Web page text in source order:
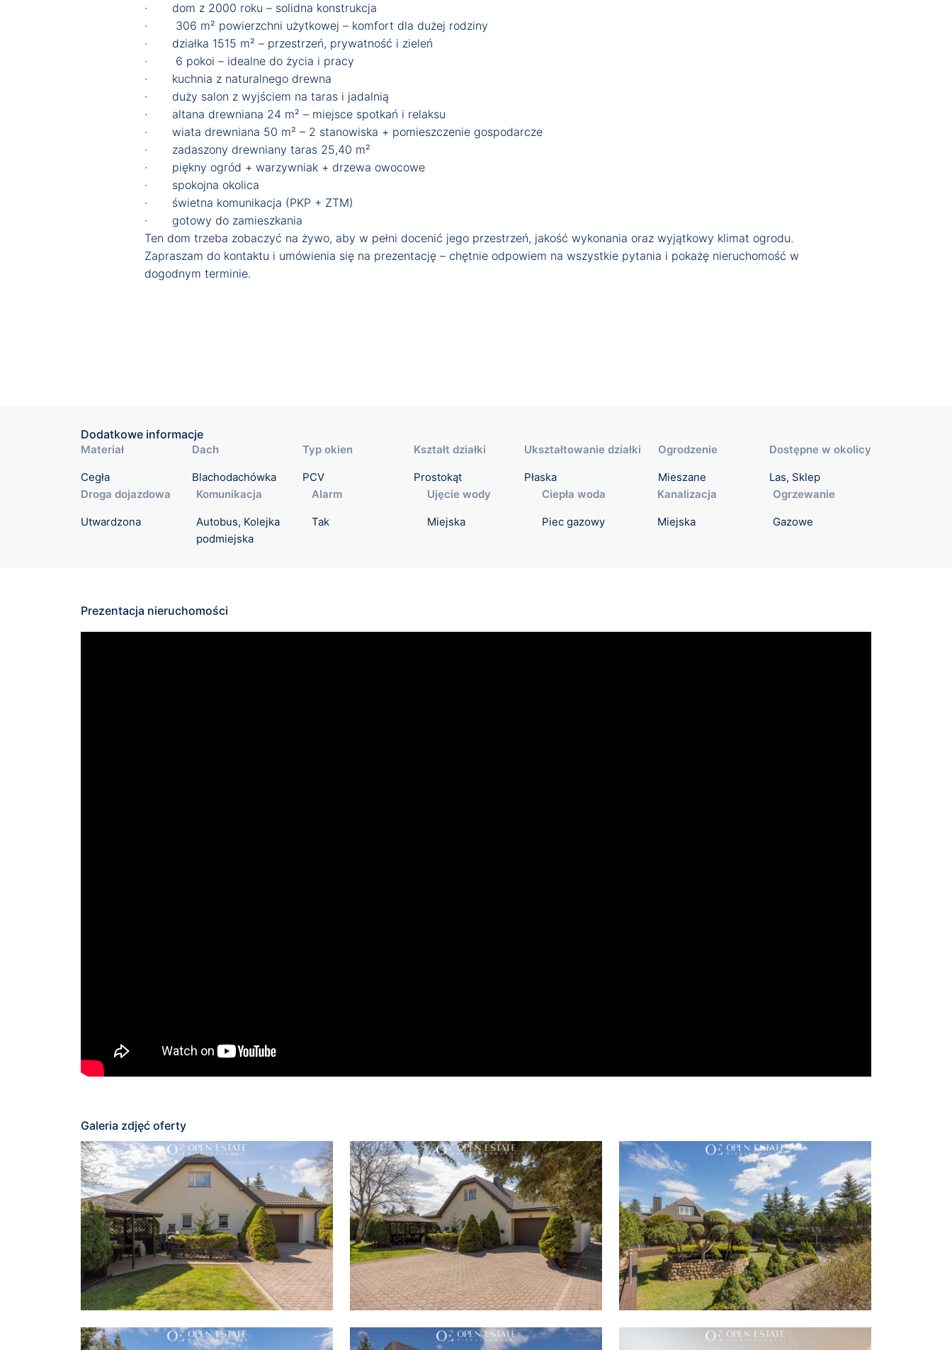
· dom z 2000 roku – solidna konstrukcja
· 306 m² powierzchni użytkowej – komfort dla dużej rodziny
· działka 1515 m² – przestrzeń, prywatność i zieleń
· 6 pokoi – idealne do życia i pracy
· kuchnia z naturalnego drewna
· duży salon z wyjściem na taras i jadalnią
· altana drewniana 24 m² – miejsce spotkań i relaksu
· wiata drewniana 50 m² – 2 stanowiska + pomieszczenie gospodarcze
· zadaszony drewniany taras 25,40 m²
· piękny ogród + warzywniak + drzewa owocowe
· spokojna okolica
· świetna komunikacja (PKP + ZTM)
· gotowy do zamieszkania
Ten dom trzeba zobaczyć na żywo, aby w pełni docenić jego przestrzeń, jakość wykonania oraz wyjątkowy klimat ogrodu.
Zapraszam do kontaktu i umówienia się na prezentację – chętnie odpowiem na wszystkie pytania i pokażę nieruchomość w
dogodnym terminie.
Dodatkowe informacje
Materiał
Cegła
Dach
Blachodachówka
Typ okien
PCV
Kształt działki
Prostokąt
Ukształtowanie działki
Płaska
Ogrodzenie
Mieszane
Dostępne w okolicy
Las, Sklep
Droga dojazdowa
Utwardzona
Komunikacja
Autobus, Kolejka
podmiejska
Alarm
Tak
Ujęcie wody
Miejska
Ciepła woda
Piec gazowy
Kanalizacja
Miejska
Ogrzewanie
Gazowe
Prezentacja nieruchomości
Galeria zdjęć oferty